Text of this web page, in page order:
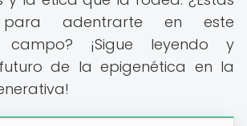
para adentrarte en este
campo? ¡Sigue leyendo y
de la epigenética en la